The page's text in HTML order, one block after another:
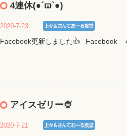
4連休(●´ϖ`●)
2020-7-23
Facebook更新しました👍 Facebook
アイスゼリー🍨
2020-7-21